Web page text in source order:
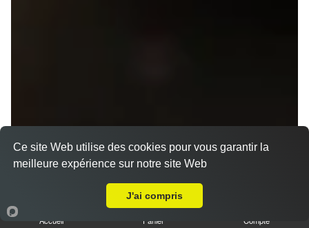
Accueil Panier Compte
Ce site Web utilise des cookies pour vous garantir la
meilleure expérience sur notre site Web
J'ai compris